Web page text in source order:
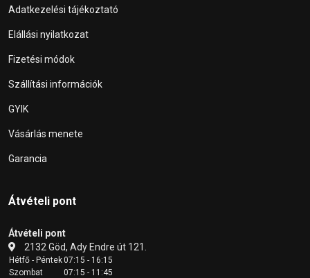
Adatkezelési tájékoztató
Elállási nyilatkozat
Fizetési módok
Szállítási információk
GYIK
Vásárlás menete
Garancia
Átvételi pont
Átvételi pont
2132 Göd, Ady Endre út 121.
Hétfő - Péntek07:15 - 16:15
Szombat
07:15 - 11:45